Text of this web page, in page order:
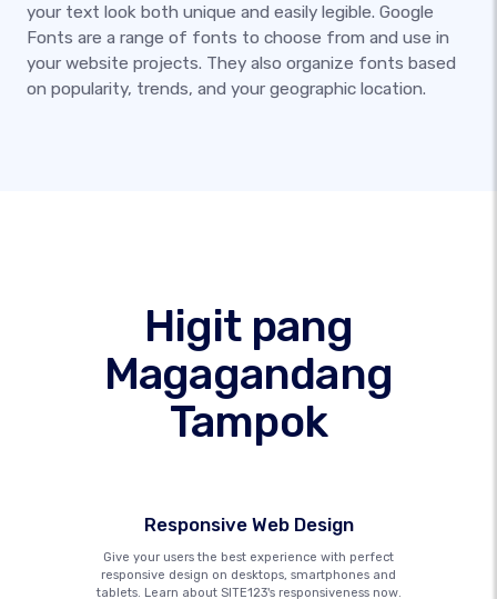
your text look both unique and easily legible. Google
Fonts are a range of fonts to choose from and use in
your website projects. They also organize fonts based
on popularity, trends, and your geographic location.
Higit pang
Magagandang
Tampok
Responsive Web Design
Give your users the best experience with perfect
responsive design on desktops, smartphones and
tablets. Learn about SITE123's responsiveness now.